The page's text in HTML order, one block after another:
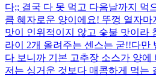
다;; 결국 다 못 먹고 다음날까지 먹
큼 혜자로운 양이에요! 뚜껑 열자마
맛이 인위적이지 않고 숯불 맛이라
라이 2개 올려주는 센스는 굳!! ​다만
다 보니까 기본 고추장 소스가 양에
저는 싱거운 것보다 매콤하게 먹는